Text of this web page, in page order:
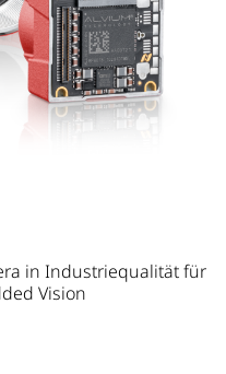
in Industriequalität für
Vision